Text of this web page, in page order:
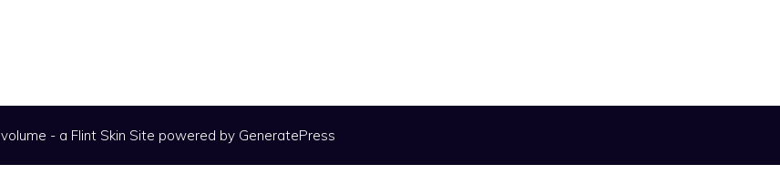
volume - a Flint Skin Site powered by GeneratePress